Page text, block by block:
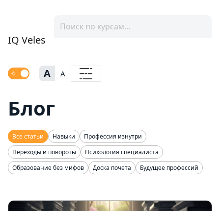
IQ Veles
A A
Блог
Все статьи Навыки
Профессия изнутри
Переходы и повороты
Психология специалиста
Образование без мифов
Доска почета Будущее профессий